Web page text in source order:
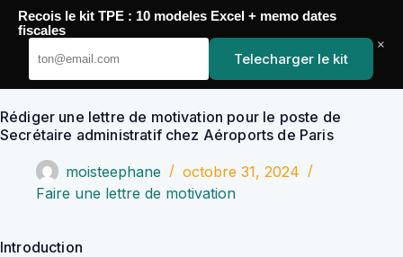
Passer
contenu
YoupiJobs
Rédiger une lettre de motivation pour le poste de
Secrétaire administratif chez Aéroports de Paris
moisteephane
octobre 31, 2024
Faire une lettre de motivation
Introduction
Recois le kit TPE : 10 modeles Excel + memo dates
fiscales
Telecharger le kit
×